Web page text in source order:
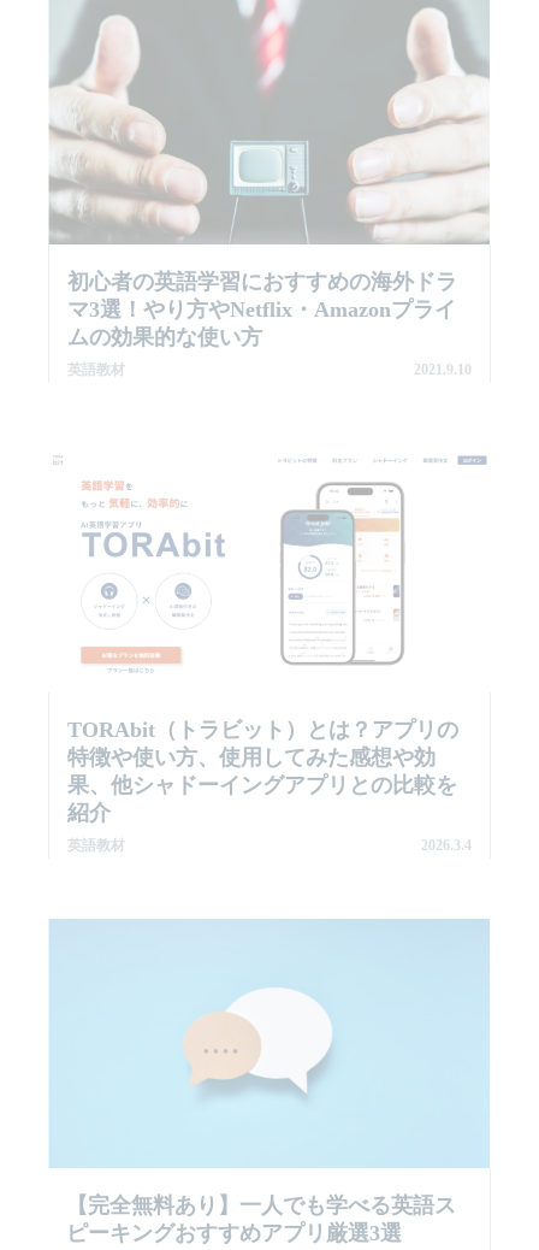
初心者の英語学習におすすめの海外ドラ
マ3選！やり方やNetflix・Amazonプライ
ムの効果的な使い方
英語教材 2021.9.10
TORAbit（トラビット）とは？アプリの
特徴や使い方、使用してみた感想や効
果、他シャドーイングアプリとの比較を
紹介
英語教材 2026.3.4
【完全無料あり】一人でも学べる英語ス
ピーキングおすすめアプリ厳選3選